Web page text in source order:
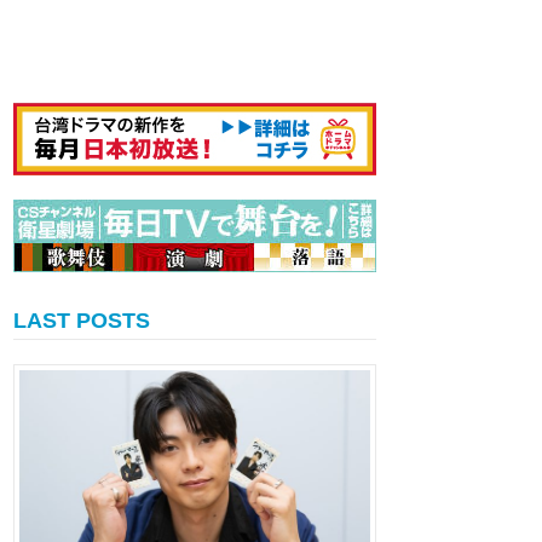
LAST POSTS